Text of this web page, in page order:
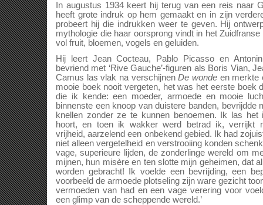
In augustus 1934 keert hij terug van een reis naar
heeft grote indruk op hem gemaakt en in zijn
probeert hij die indrukken weer te geven. Hij
mythologie die haar oorsprong vindt in het
vol fruit, bloemen, vogels en geluiden.
Hij leert Jean Cocteau, Pablo Picasso en
bevriend met ‘Rive Gauche’-figuren als Boris Vian,
Camus las vlak na verschijnenDe wonde en merkte
mooie boek nooit vergeten, het was het eerste boek
die ik kende: een moeder, armoede en mooie
binnenste een knoop van duistere banden, bevrijdde
knellen zonder ze te kunnen benoemen. Ik las
hoort, en toen ik wakker werd betrad ik, verrijkt
vrijheid, aarzelend een onbekend gebied. Ik had
niet alleen vergetelheid en verstrooiing konden
vage, superieure lijden, de zonderlinge wereld om
mijnen, hun misère en ten slotte mijn geheimen, dat
worden gebracht! Ik voelde een bevrijding, een
voorbeeld de armoede plotseling zijn ware gezicht
vermoeden van had en een vage verering voor
een glimp van de scheppende wereld.’